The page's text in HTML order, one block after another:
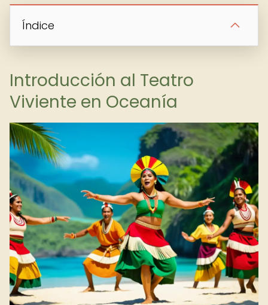
Índice
Introducción al Teatro
Viviente en Oceanía